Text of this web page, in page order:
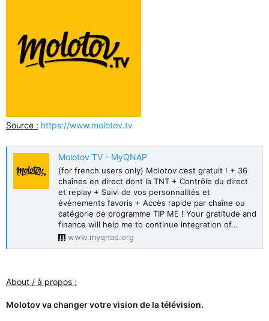
Source : https://www.molotov.tv
Molotov TV - MyQNAP
(for french users only) Molotov c’est gratuit ! + 36
chaînes en direct dont la TNT + Contrôle du direct
et replay + Suivi de vos personnalités et
événements favoris + Accès rapide par chaîne ou
catégorie de programme TIP ME ! Your gratitude and
finance will help me to continue integration of...
www.myqnap.org
About / à propos :
Molotov va changer votre vision de la télévision.